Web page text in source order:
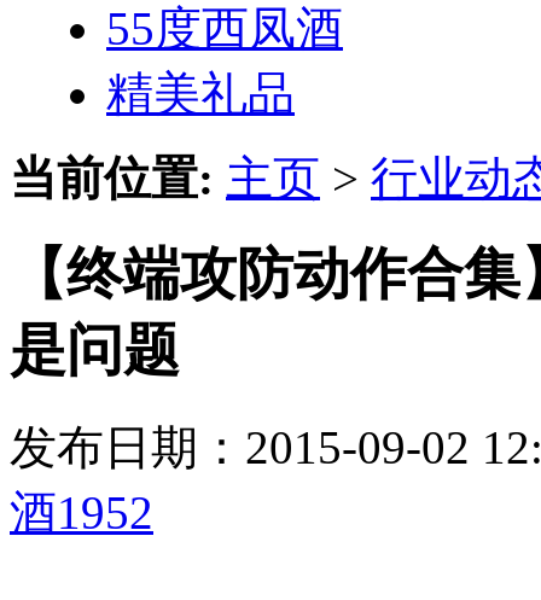
55度西凤酒
精美礼品
当前位置: 主页 > 行业动
【终端攻防动作合
是问题
发布日期：2015-09-02
酒1952